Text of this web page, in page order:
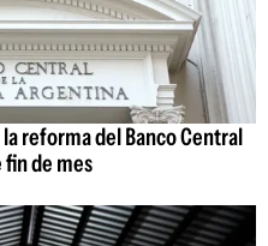
reforma del Banco Central
de mes